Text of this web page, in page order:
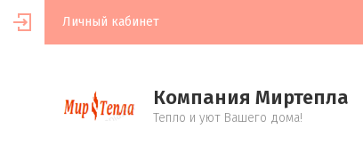
Личный кабинет
Компания Миртепла
Тепло и уют Вашего дома!